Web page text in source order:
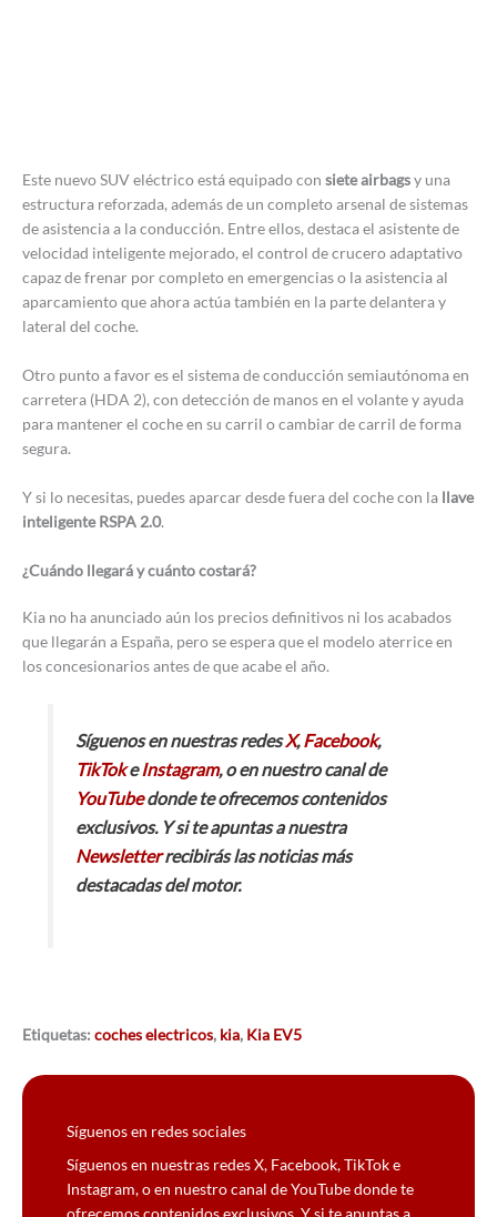
Este nuevo SUV eléctrico está equipado con siete airbagsy una
estructura reforzada, además de un completo arsenal de sistemas
de asistencia a la conducción. Entre ellos, destaca el asistente de
velocidad inteligente mejorado, el control de crucero adaptativo
capaz de frenar por completo en emergencias o la asistencia al
aparcamiento que ahora actúa también en la parte delantera y
lateral del coche.
Otro punto a favor es el sistema de conducción semiautónoma en
carretera (HDA 2), con detección de manos en el volante y ayuda
para mantener el coche en su carril o cambiar de carril de forma
segura.
Y si lo necesitas, puedes aparcar desde fuera del coche con la llave
inteligente RSPA 2.0.
¿Cuándo llegará y cuánto costará?
Kia no ha anunciado aún los precios definitivos ni los acabados
que llegarán a España, pero se espera que el modelo aterrice en
los concesionarios antes de que acabe el año.
Síguenos en nuestras redesX,Facebook,
TikTokeInstagram, o en nuestro canal de
YouTubedonde te ofrecemos contenidos
exclusivos. Y si te apuntas a nuestra
Newsletterrecibirás las noticias más
destacadas del motor.
Etiquetas: coches electricos, kia, Kia EV5
Síguenos en redes sociales
Síguenos en nuestras redes X, Facebook, TikTok e
Instagram, o en nuestro canal de YouTube donde te
ofrecemos contenidos exclusivos. Y si te apuntas a